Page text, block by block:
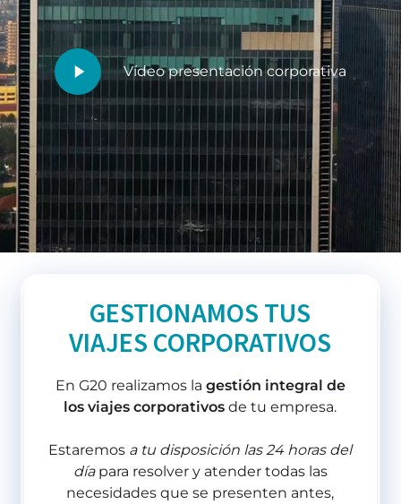
Play
Video
Vídeo presentación corporativa
GESTIONAMOS TUS
VIAJES CORPORATIVOS
En G20 realizamos la gestión integral de
los viajes corporativos de tu empresa.
Estaremos a tu disposición las 24 horas del
díapara resolver y atender todas las
necesidades que se presenten antes,